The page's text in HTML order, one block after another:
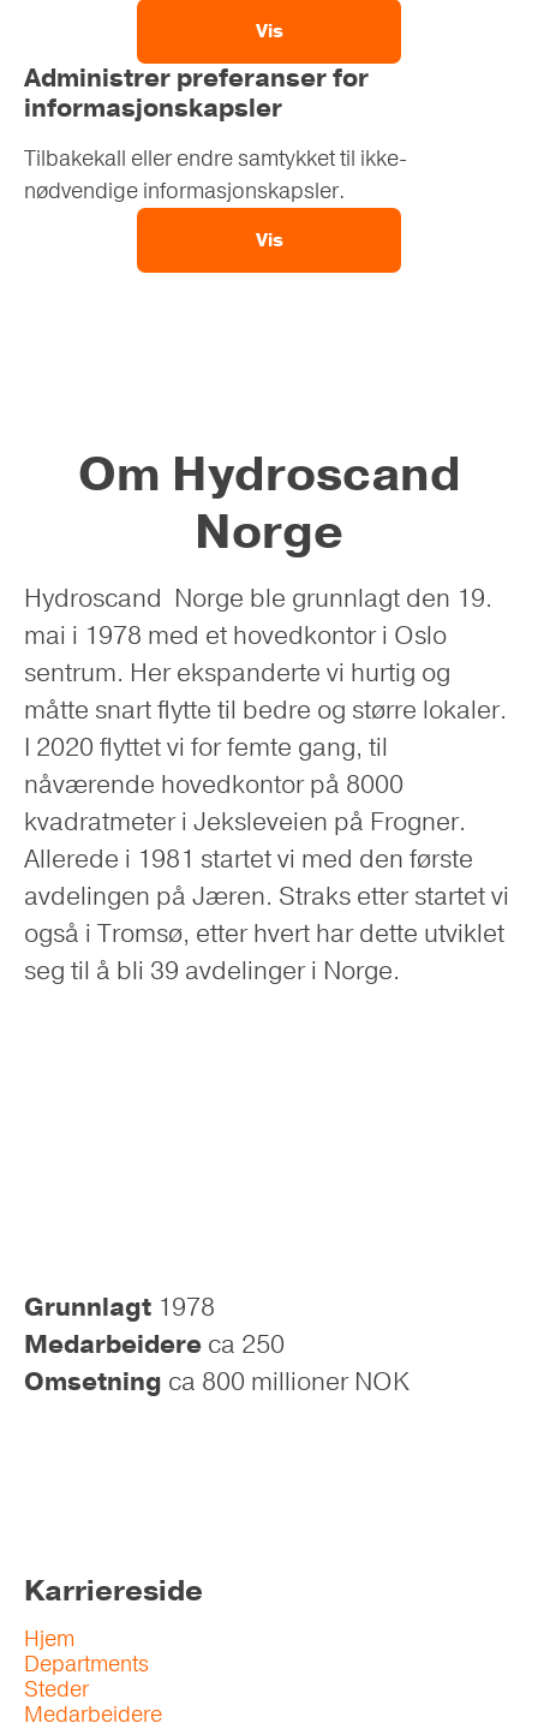
Vis
Administrer preferanser for
informasjonskapsler
Tilbakekall eller endre samtykket til ikke-
nødvendige informasjonskapsler.
Vis
Om Hydroscand
Norge
Hydroscand Norge ble grunnlagt den 19.
mai i 1978 med et hovedkontor i Oslo
sentrum. Her ekspanderte vi hurtig og
måtte snart flytte til bedre og større lokaler.
I 2020 flyttet vi for femte gang, til
nåværende hovedkontor på 8000
kvadratmeter i Jeksleveien på Frogner.
Allerede i 1981 startet vi med den første
avdelingen på Jæren. Straks etter startet vi
også i Tromsø, etter hvert har dette utviklet
seg til å bli 39 avdelinger i Norge.
Grunnlagt 1978
Medarbeidere ca 250
Omsetning ca 800 millioner NOK
Karriereside
Hjem
Departments
Steder
Medarbeidere